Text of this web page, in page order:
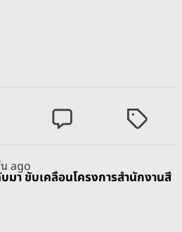
C
o
m
m
e
T
g
g
e
ago
มา ขับเคลื่อนโครงการสำนักงานสี